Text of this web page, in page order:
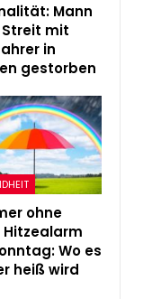
Mann
mit
in
gestorben
ohne
Hitzealarm
Wo es
heiß wird